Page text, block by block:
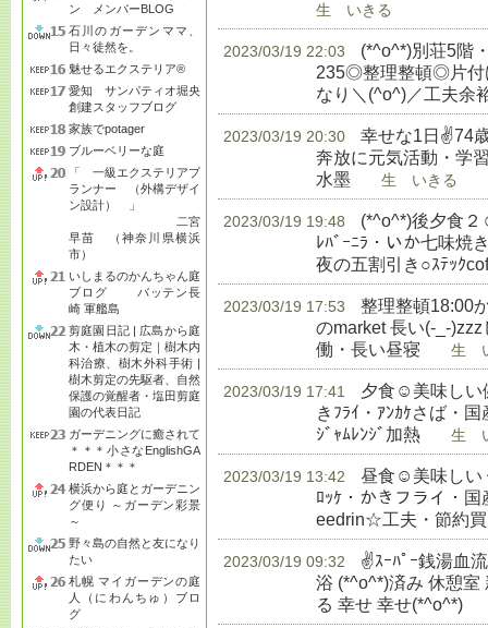
ン メンバーBLOG
石川のガーデンママ、
日々徒然を。
魅せるエクステリア®
愛知 サンパティオ堀央
創建スタッフブログ
家族でpotager
ブルーベリーな庭
「 一級エクステリアプ
ランナー （外構デザイ
ン設計） 」
二宮
早苗 （神奈川県横浜
市）
いしまるのかんちゃん庭
ブログ バッテン長
崎 軍艦島
剪庭園日記 | 広島から庭
木・植木の剪定｜樹木内
科治療、樹木外科手術 |
樹木剪定の先駆者、自然
保護の覚醒者・塩田剪庭
園の代表日記
ガーデニングに癒されて
＊＊＊小さなEnglishGA
RDEN＊＊＊
横浜から庭とガーデニン
グ便り ～ガーデン彩景
～
野々島の自然と友になり
たい
札幌 マイガーデンの庭
人（にわんちゅ）ブロ
グ
生 いきる
2023/03/19 22:03
(*^o^*)別荘5階
235◎整理整頓◎片付
なり＼(^o^)／工夫余
2023/03/19 20:30
幸せな1日✌74
奔放に元気活動・学
水墨 生 いきる
2023/03/19 19:48
(*^o^*)後夕食
ﾚﾊﾞｰﾆﾗ・いか七味焼
夜の五割引き○ｽﾃｯｸ
2023/03/19 17:53
整理整頓18:00
のmarket 長い(-_-
働・長い昼寝 生 い
2023/03/19 17:41
夕食☺美味しい
きﾌﾗｲ・ｱﾝｶｹさば・
ｼﾞｬﾑﾚﾝｼﾞ加熱 生 い
2023/03/19 13:42
昼食☺美味しい
ﾛｯｹ・かきフライ・国
eedrin☆工夫・節約買
2023/03/19 09:32
✌ｽｰﾊﾟｰ銭湯血
浴 (*^o^*)済み 休憩室
る 幸せ 幸せ(*^o^*)